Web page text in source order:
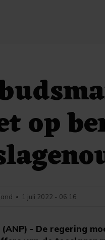
op
(ANP) - De regering
• 1 juli 2022 - 06:16